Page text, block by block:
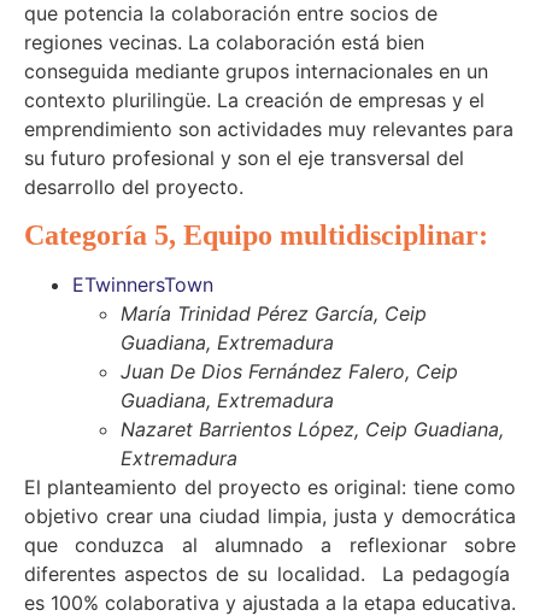
que potencia la colaboración entre socios de
regiones vecinas. La colaboración está bien
conseguida mediante grupos internacionales en un
contexto plurilingüe. La creación de empresas y el
emprendimiento son actividades muy relevantes para
su futuro profesional y son el eje transversal del
desarrollo del proyecto.
Categoría 5, Equipo multidisciplinar:
ETwinnersTown
María Trinidad Pérez García, Ceip
Guadiana, Extremadura
Juan De Dios Fernández Falero, Ceip
Guadiana, Extremadura
Nazaret Barrientos López, Ceip Guadiana,
Extremadura
El planteamiento del proyecto es original: tiene como
objetivo crear una ciudad limpia, justa y democrática
que conduzca al alumnado a reflexionar sobre
diferentes aspectos de su localidad. La pedagogía
es 100% colaborativa y ajustada a la etapa educativa.